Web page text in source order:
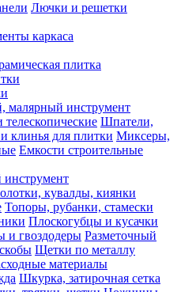
Лючки и решетки
каркаса
плитка
малярный инструмент
Шпатели,
клинья для плитки Миксеры,
Емкости строительные
инструмент
кувалды, киянки
Топоры, рубанки, стамески
Плоскогубцы и кусачки
и гвоздодеры Разметочный
Щетки по металлу
материалы
Шкурка, затирочная сетка